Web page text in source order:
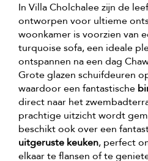
In Villa Cholchalee zijn de
ontworpen voor ultieme
woonkamer is voorzien van
turquoise sofa, een ideale
ontspannen na een dag
Grote glazen schuifdeuren
waardoor een fantastische
direct naar het
prachtige uitzicht wordt
beschikt ook over een
uitgeruste keuken, perfect
elkaar te flansen of te